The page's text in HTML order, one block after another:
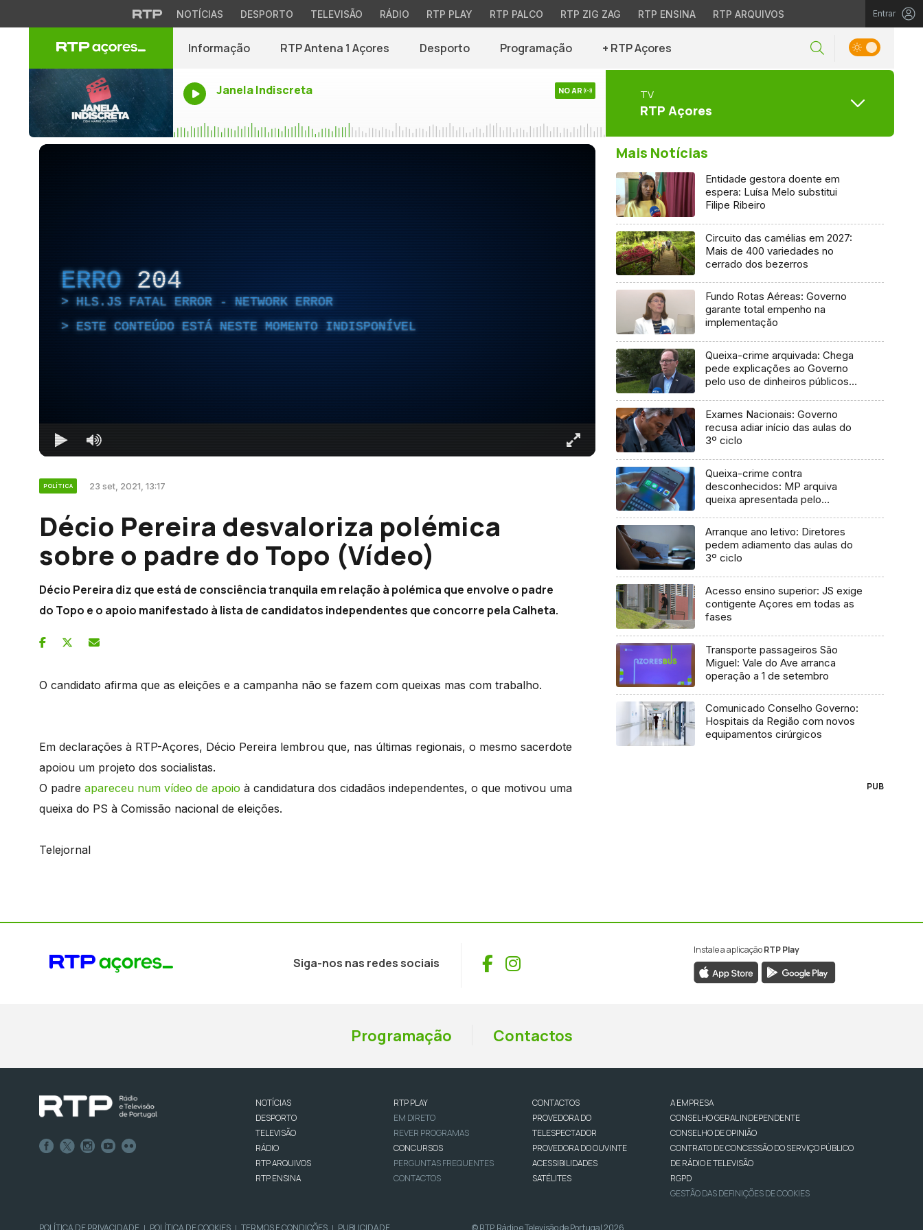
NOTÍCIAS DESPORTO TELEVISÃO RÁDIO RTP PLAY RTP PALCO RTP ZIG ZAG RTP ENSINA RTP ARQUIVOS Entrar
Informação RTP Antena 1 Açores Desporto Programação + RTP Açores
Janela Indiscreta NO AR TV
RTP Açores
ERRO 204
HLS.JS FATAL ERROR - NETWORK ERROR
ESTE CONTEÚDO ESTÁ NESTE MOMENTO INDISPONÍVEL
POLÍTICA 23 set, 2021, 13:17
Décio Pereira desvaloriza polémica
sobre o padre do Topo (Vídeo)
Décio Pereira diz que está de consciência tranquila em relação à polémica que envolve o padre
do Topo e o apoio manifestado à lista de candidatos independentes que concorre pela Calheta.
O candidato afirma que as eleições e a campanha não se fazem com queixas mas com trabalho.
Em declarações à RTP-Açores, Décio Pereira lembrou que, nas últimas regionais, o mesmo sacerdote
apoiou um projeto dos socialistas.
O padre apareceu num vídeo de apoio à candidatura dos cidadãos independentes, o que motivou uma
queixa do PS à Comissão nacional de eleições.
Telejornal
Mais Notícias
Entidade gestora doente em
espera: Luísa Melo substitui
Filipe Ribeiro
Circuito das camélias em 2027:
Mais de 400 variedades no
cerrado dos bezerros
Fundo Rotas Aéreas: Governo
garante total empenho na
implementação
Queixa-crime arquivada: Chega
pede explicações ao Governo
pelo uso de dinheiros públicos
Exames Nacionais: Governo
recusa adiar início das aulas do
3º ciclo
Queixa-crime contra
desconhecidos: MP arquiva
queixa apresentada pelo
Arranque ano letivo: Diretores
pedem adiamento das aulas do
3º ciclo
Acesso ensino superior: JS exige
contigente Açores em todas as
fases
Transporte passageiros São
Miguel: Vale do Ave arranca
operação a 1 de setembro
Comunicado Conselho Governo:
Hospitais da Região com novos
equipamentos cirúrgicos
PUB
Siga-nos nas redes sociais Facebook
Instagram
Instale a aplicaçãoRTP Play
Programação Contactos
NOTÍCIAS
DESPORTO
TELEVISÃO
RÁDIO
RTP ARQUIVOS
RTP ENSINA
RTP PLAY
EM DIRETO
REVER PROGRAMAS
CONCURSOS
PERGUNTAS FREQUENTES
CONTACTOS
CONTACTOS
PROVEDORA DO
TELESPECTADOR
PROVEDORA DO OUVINTE
ACESSIBILIDADES
SATÉLITES
A EMPRESA
CONSELHO GERAL INDEPENDENTE
CONSELHO DE OPINIÃO
CONTRATO DE CONCESSÃO DO SERVIÇO PÚBLICO
DE RÁDIO E TELEVISÃO
RGPD
GESTÃO DAS DEFINIÇÕES DE COOKIES
POLÍTICA DE PRIVACIDADE | POLÍTICA DE COOKIES | TERMOS E CONDIÇÕES | PUBLICIDADE © RTP, Rádio e Televisão de Portugal 2026